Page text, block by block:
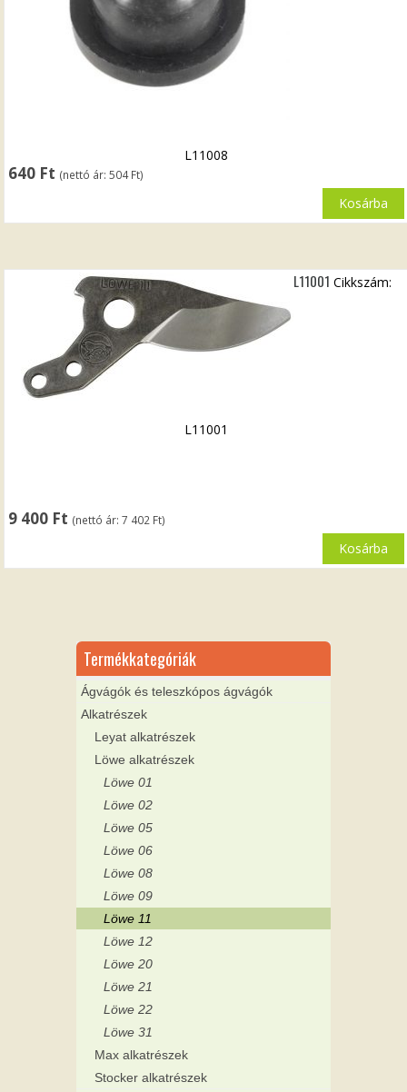
640 Ft (nettó ár:504Ft)
L11008
Kosárba
L11001
9 400 Ft (nettó ár:7 402 Ft)
Cikkszám:
L11001
Kosárba
Termékkategóriák
Ágvágók és teleszkópos ágvágók
Alkatrészek
Leyat alkatrészek
Löwe alkatrészek
Löwe 01
Löwe 02
Löwe 05
Löwe 06
Löwe 08
Löwe 09
Löwe 11
Löwe 12
Löwe 20
Löwe 21
Löwe 22
Löwe 31
Max alkatrészek
Stocker alkatrészek